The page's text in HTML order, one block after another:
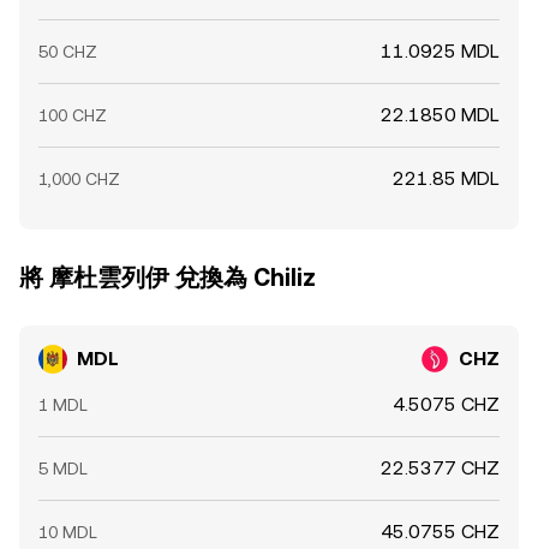
50 CHZ 11.0925 MDL
100 CHZ 22.1850 MDL
1,000 CHZ 221.85 MDL
將 摩杜雲列伊 兌換為 Chiliz
MDL CHZ
1 MDL 4.5075 CHZ
5 MDL 22.5377 CHZ
10 MDL 45.0755 CHZ